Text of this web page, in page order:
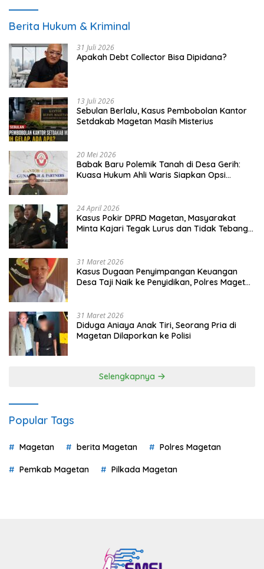
Berita Hukum & Kriminal
31 Juli 2026
Apakah Debt Collector Bisa Dipidana?
13 Juli 2026
Sebulan Berlalu, Kasus Pembobolan Kantor
Setdakab Magetan Masih Misterius
20 Mei 2026
Babak Baru Polemik Tanah di Desa Gerih:
Kuasa Hukum Ahli Waris Siapkan Opsi
24 April 2026
Kasus Pokir DPRD Magetan, Masyarakat
Minta Kajari Tegak Lurus dan Tidak Tebang
31 Maret 2026
Kasus Dugaan Penyimpangan Keuangan
Desa Taji Naik ke Penyidikan, Polres Magetan
31 Maret 2026
Diduga Aniaya Anak Tiri, Seorang Pria di
Magetan Dilaporkan ke Polisi
Selengkapnya
Popular Tags
Magetan berita Magetan Polres Magetan
Pemkab Magetan Pilkada Magetan